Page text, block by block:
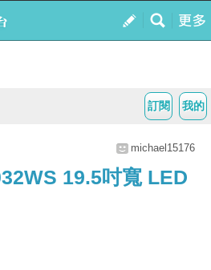
我的
訂閱
michael15176
19.5吋寬 LED